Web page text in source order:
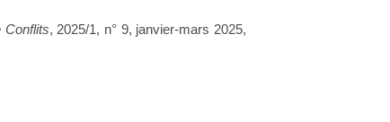
Conflits, 2025/1, n° 9, janvier-mars 2025,